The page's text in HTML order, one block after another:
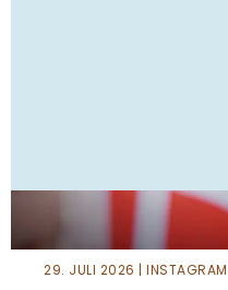
29. JULI 2026 | INSTAGRAM